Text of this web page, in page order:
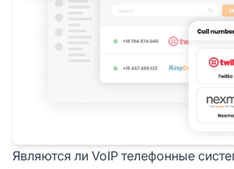
Являются ли VoIP телефонные